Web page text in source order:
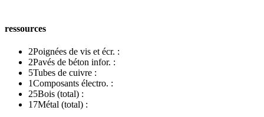
ressources
2Poignées de vis et écr. :
2Pavés de béton infor. :
5Tubes de cuivre :
1Composants électro. :
25Bois (total) :
17Métal (total) :